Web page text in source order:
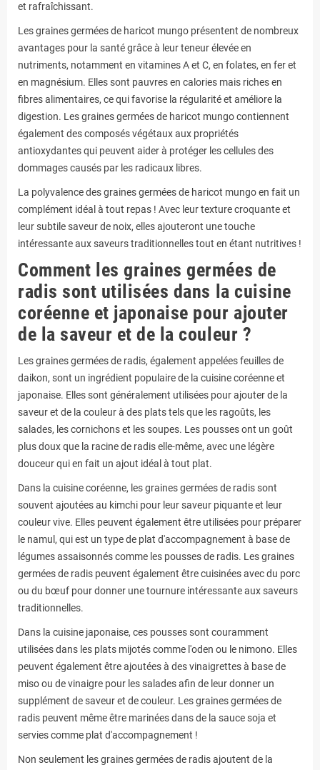
et rafraîchissant.
Les graines germées de haricot mungo présentent de nombreux
avantages pour la santé grâce à leur teneur élevée en
nutriments, notamment en vitamines A et C, en folates, en fer et
en magnésium. Elles sont pauvres en calories mais riches en
fibres alimentaires, ce qui favorise la régularité et améliore la
digestion. Les graines germées de haricot mungo contiennent
également des composés végétaux aux propriétés
antioxydantes qui peuvent aider à protéger les cellules des
dommages causés par les radicaux libres.
La polyvalence des graines germées de haricot mungo en fait un
complément idéal à tout repas ! Avec leur texture croquante et
leur subtile saveur de noix, elles ajouteront une touche
intéressante aux saveurs traditionnelles tout en étant nutritives !
Comment les graines germées de
radis sont utilisées dans la cuisine
coréenne et japonaise pour ajouter
de la saveur et de la couleur ?
Les graines germées de radis, également appelées feuilles de
daikon, sont un ingrédient populaire de la cuisine coréenne et
japonaise. Elles sont généralement utilisées pour ajouter de la
saveur et de la couleur à des plats tels que les ragoûts, les
salades, les cornichons et les soupes. Les pousses ont un goût
plus doux que la racine de radis elle-même, avec une légère
douceur qui en fait un ajout idéal à tout plat.
Dans la cuisine coréenne, les graines germées de radis sont
souvent ajoutées au kimchi pour leur saveur piquante et leur
couleur vive. Elles peuvent également être utilisées pour préparer
le namul, qui est un type de plat d'accompagnement à base de
légumes assaisonnés comme les pousses de radis. Les graines
germées de radis peuvent également être cuisinées avec du porc
ou du bœuf pour donner une tournure intéressante aux saveurs
traditionnelles.
Dans la cuisine japonaise, ces pousses sont couramment
utilisées dans les plats mijotés comme l'oden ou le nimono. Elles
peuvent également être ajoutées à des vinaigrettes à base de
miso ou de vinaigre pour les salades afin de leur donner un
supplément de saveur et de couleur. Les graines germées de
radis peuvent même être marinées dans de la sauce soja et
servies comme plat d'accompagnement !
Non seulement les graines germées de radis ajoutent de la